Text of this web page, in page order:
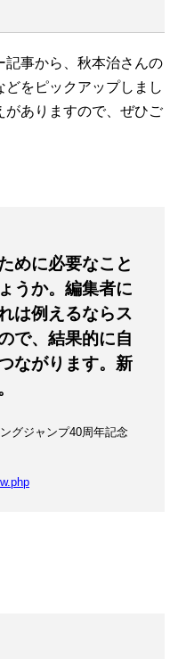
記事から、秋本治さんの
をピックアップしまし
がありますので、ぜひご
めに必要なこと
うか。編集者に
は例えるならス
で、結果的に自
ながります。新
グジャンプ40周年記念